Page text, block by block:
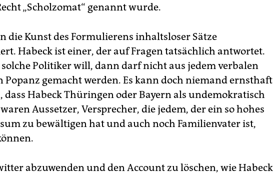
„Scholzomat“ genannt wurde.
die Kunst des Formulierens inhaltsloser Sätze
Habeck ist einer, der auf Fragen tatsächlich antwortet.
Politiker will, dann darf nicht aus jedem verbalen
Popanz gemacht werden. Es kann doch niemand ernsthaft
dass Habeck Thüringen oder Bayern als undemokratisch
Aussetzer, Versprecher, die jedem, der ein so hohes
zu bewältigen hat und auch noch Familienvater ist,
abzuwenden und den Account zu löschen, wie Habeck